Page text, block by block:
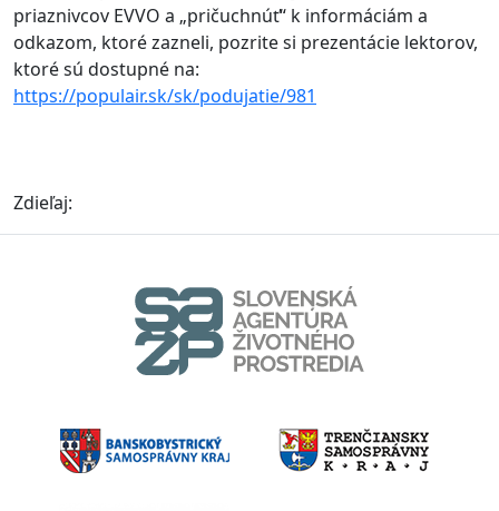
priaznivcov EVVO a „pričuchnúť“ k informáciám a
odkazom, ktoré zazneli, pozrite si prezentácie lektorov,
ktoré sú dostupné na:
https://populair.sk/sk/podujatie/981
Zdieľaj: